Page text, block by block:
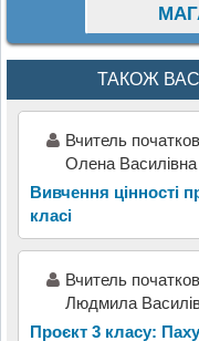
ТАКОЖ
Вчитель
Олена Василівна
Вивчення цінності
класі
Вчитель
Людмила
Проєкт 3 класу: